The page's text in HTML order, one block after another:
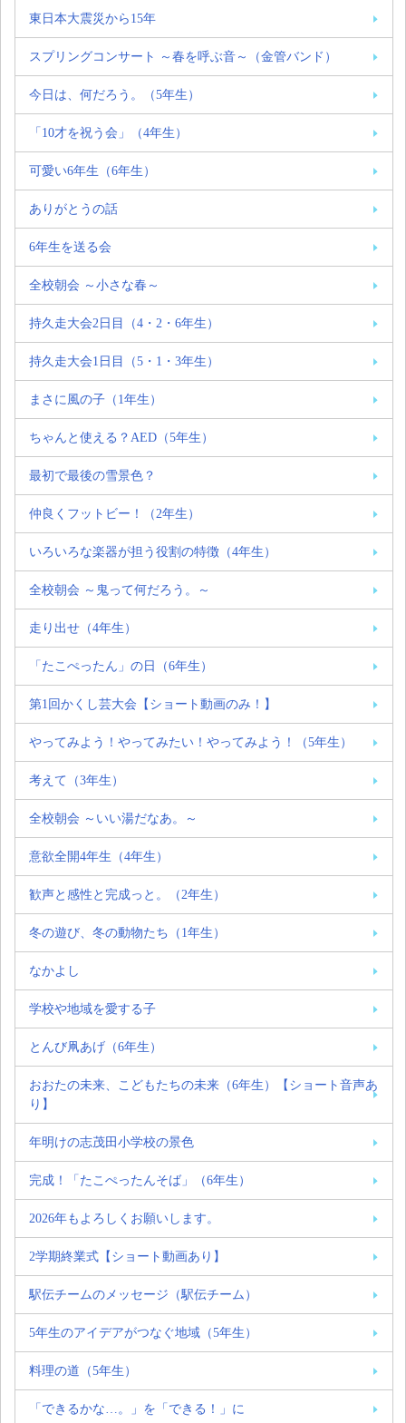
東日本大震災から15年
スプリングコンサート ～春を呼ぶ音～（金管バンド）
今日は、何だろう。（5年生）
「10才を祝う会」（4年生）
可愛い6年生（6年生）
ありがとうの話
6年生を送る会
全校朝会 ～小さな春～
持久走大会2日目（4・2・6年生）
持久走大会1日目（5・1・3年生）
まさに風の子（1年生）
ちゃんと使える？AED（5年生）
最初で最後の雪景色？
仲良くフットビー！（2年生）
いろいろな楽器が担う役割の特徴（4年生）
全校朝会 ～鬼って何だろう。～
走り出せ（4年生）
「たこぺったん」の日（6年生）
第1回かくし芸大会【ショート動画のみ！】
やってみよう！やってみたい！やってみよう！（5年生）
考えて（3年生）
全校朝会 ～いい湯だなあ。～
意欲全開4年生（4年生）
歓声と感性と完成っと。（2年生）
冬の遊び、冬の動物たち（1年生）
なかよし
学校や地域を愛する子
とんび凧あげ（6年生）
おおたの未来、こどもたちの未来（6年生）【ショート音声あ
り】
年明けの志茂田小学校の景色
完成！「たこぺったんそば」（6年生）
2026年もよろしくお願いします。
2学期終業式【ショート動画あり】
駅伝チームのメッセージ（駅伝チーム）
5年生のアイデアがつなぐ地域（5年生）
料理の道（5年生）
「できるかな…。」を「できる！」に